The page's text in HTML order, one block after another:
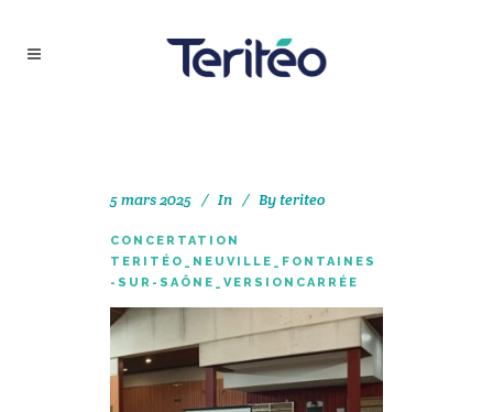
5 mars 2025 In Byteriteo
CONCERTATION
TERITÉO_NEUVILLE_FONTAINES
-SUR-SAÔNE_VERSIONCARRÉE